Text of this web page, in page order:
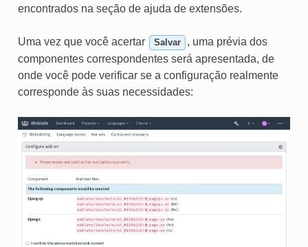
encontrados na seção de ajuda de extensões.
Uma vez que você acertar Salvar
, uma prévia dos
componentes correspondentes será apresentada, de
onde você pode verificar se a configuração realmente
corresponde às suas necessidades: